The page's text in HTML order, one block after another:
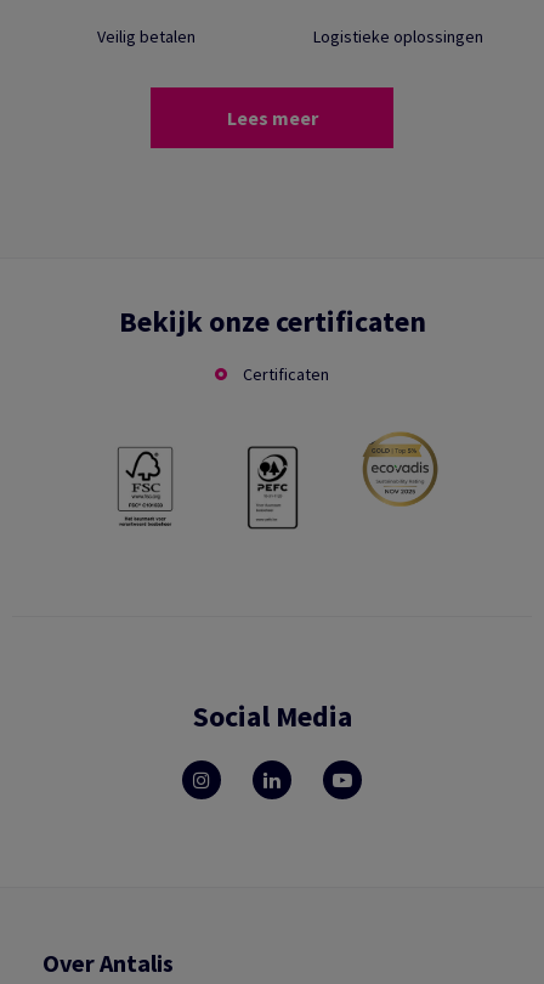
Veilig betalen Logistieke oplossingen
Lees meer
Bekijk onze certificaten
Certificaten
Social Media
Over Antalis